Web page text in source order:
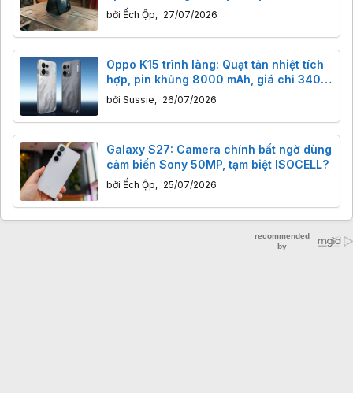
bởi Ếch Ộp, 27/07/2026
Oppo K15 trình làng: Quạt tản nhiệt tích
hợp, pin khủng 8000 mAh, giá chỉ 340
USD
bởi Sussie, 26/07/2026
Galaxy S27: Camera chính bất ngờ dùng
cảm biến Sony 50MP, tạm biệt ISOCELL?
bởi Ếch Ộp, 25/07/2026